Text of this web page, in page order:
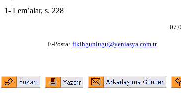
1- Lem’alar, s. 228
E-Posta: fikihgunlugu@yeniasya.com.tr